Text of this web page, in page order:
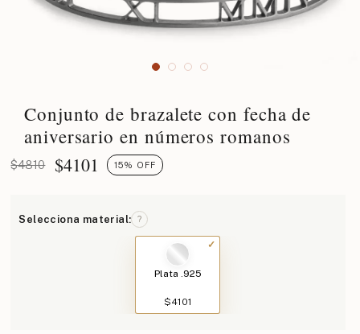
Conjunto de brazalete con fecha de
aniversario en números romanos
$4810 $4101 15% OFF
Selecciona material: ?
Plata .925
$4101